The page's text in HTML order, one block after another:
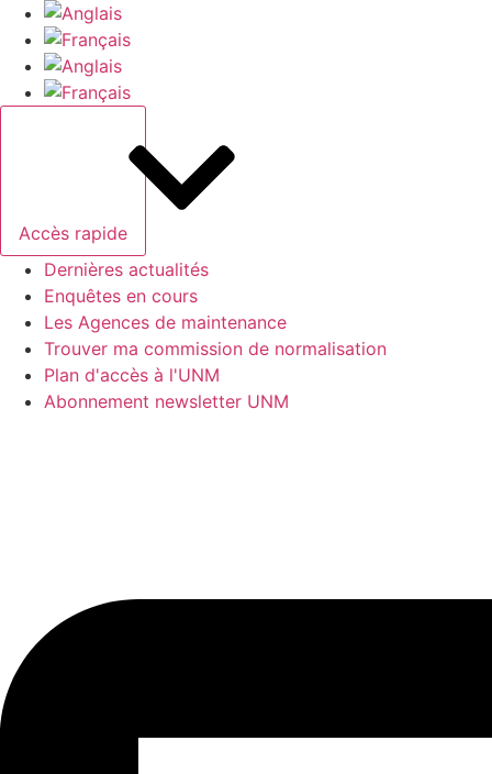
Aller
contenu
Accès rapide
Dernières actualités
Enquêtes en cours
Les Agences de maintenance
Trouver ma commission de normalisation
Plan d'accès à l'UNM
Abonnement newsletter UNM